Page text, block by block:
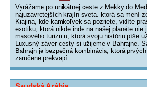
Vyrážame po unikátnej ceste z Mekky do
najuzavretejších krajín sveta, ktorá sa mení
Krajina, kde kamkoľvek sa pozriete, vidíte
exotiku, ktorá nikde inde na našej planéte nie
masového turizmu, ktorá svoju históriu píše
Luxusný záver cesty si užijeme v Bahrajne.
Bahrajn je bezpečná kombinácia, ktorá
zaručene prekvapí.